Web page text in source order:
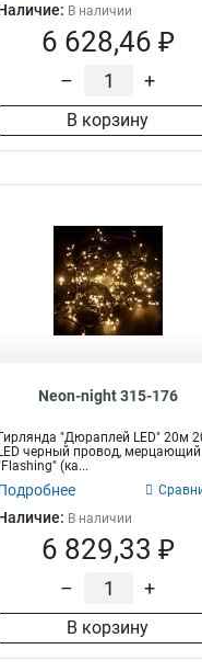
В наличии
6 628,46 ₽
– +
В корзину
Neon-night 315-176
Гирлянда "Дюраплей LED" 20м
LED черный провод, мерцающий
(ка...
В наличии
6 829,33 ₽
– +
В корзину